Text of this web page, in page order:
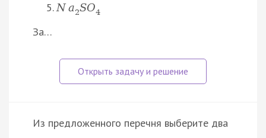
Na2SO4
За…
Из предложенного перечня выберите два